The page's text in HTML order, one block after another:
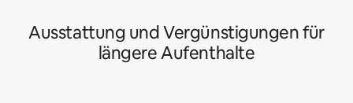
Ausstattung und Vergünstigungen für
längere Aufenthalte